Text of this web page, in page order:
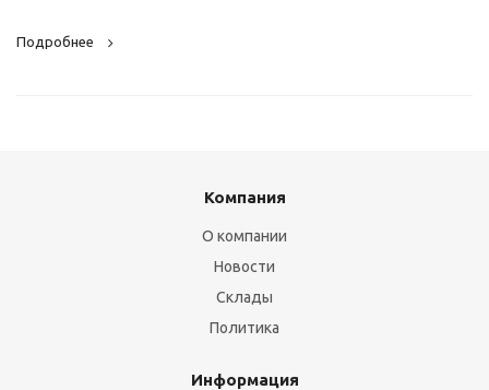
Подробнее
Компания
О компании
Новости
Склады
Политика
Информация